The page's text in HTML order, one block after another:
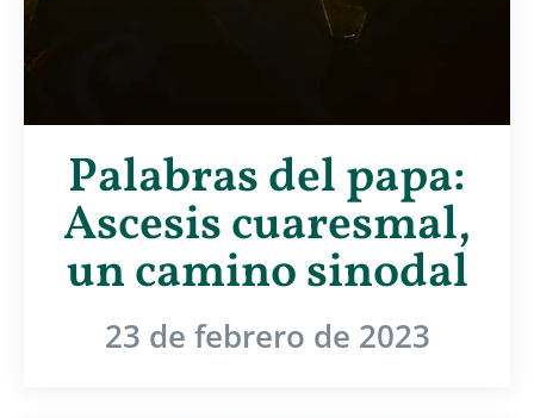
Palabras del papa:
Ascesis cuaresmal,
un camino sinodal
23 de febrero de 2023